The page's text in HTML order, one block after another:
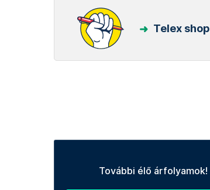
Telex shop
További élő árfolyamok!